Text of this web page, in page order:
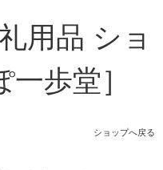
用品 ショ
歩堂］
ショップへ戻る